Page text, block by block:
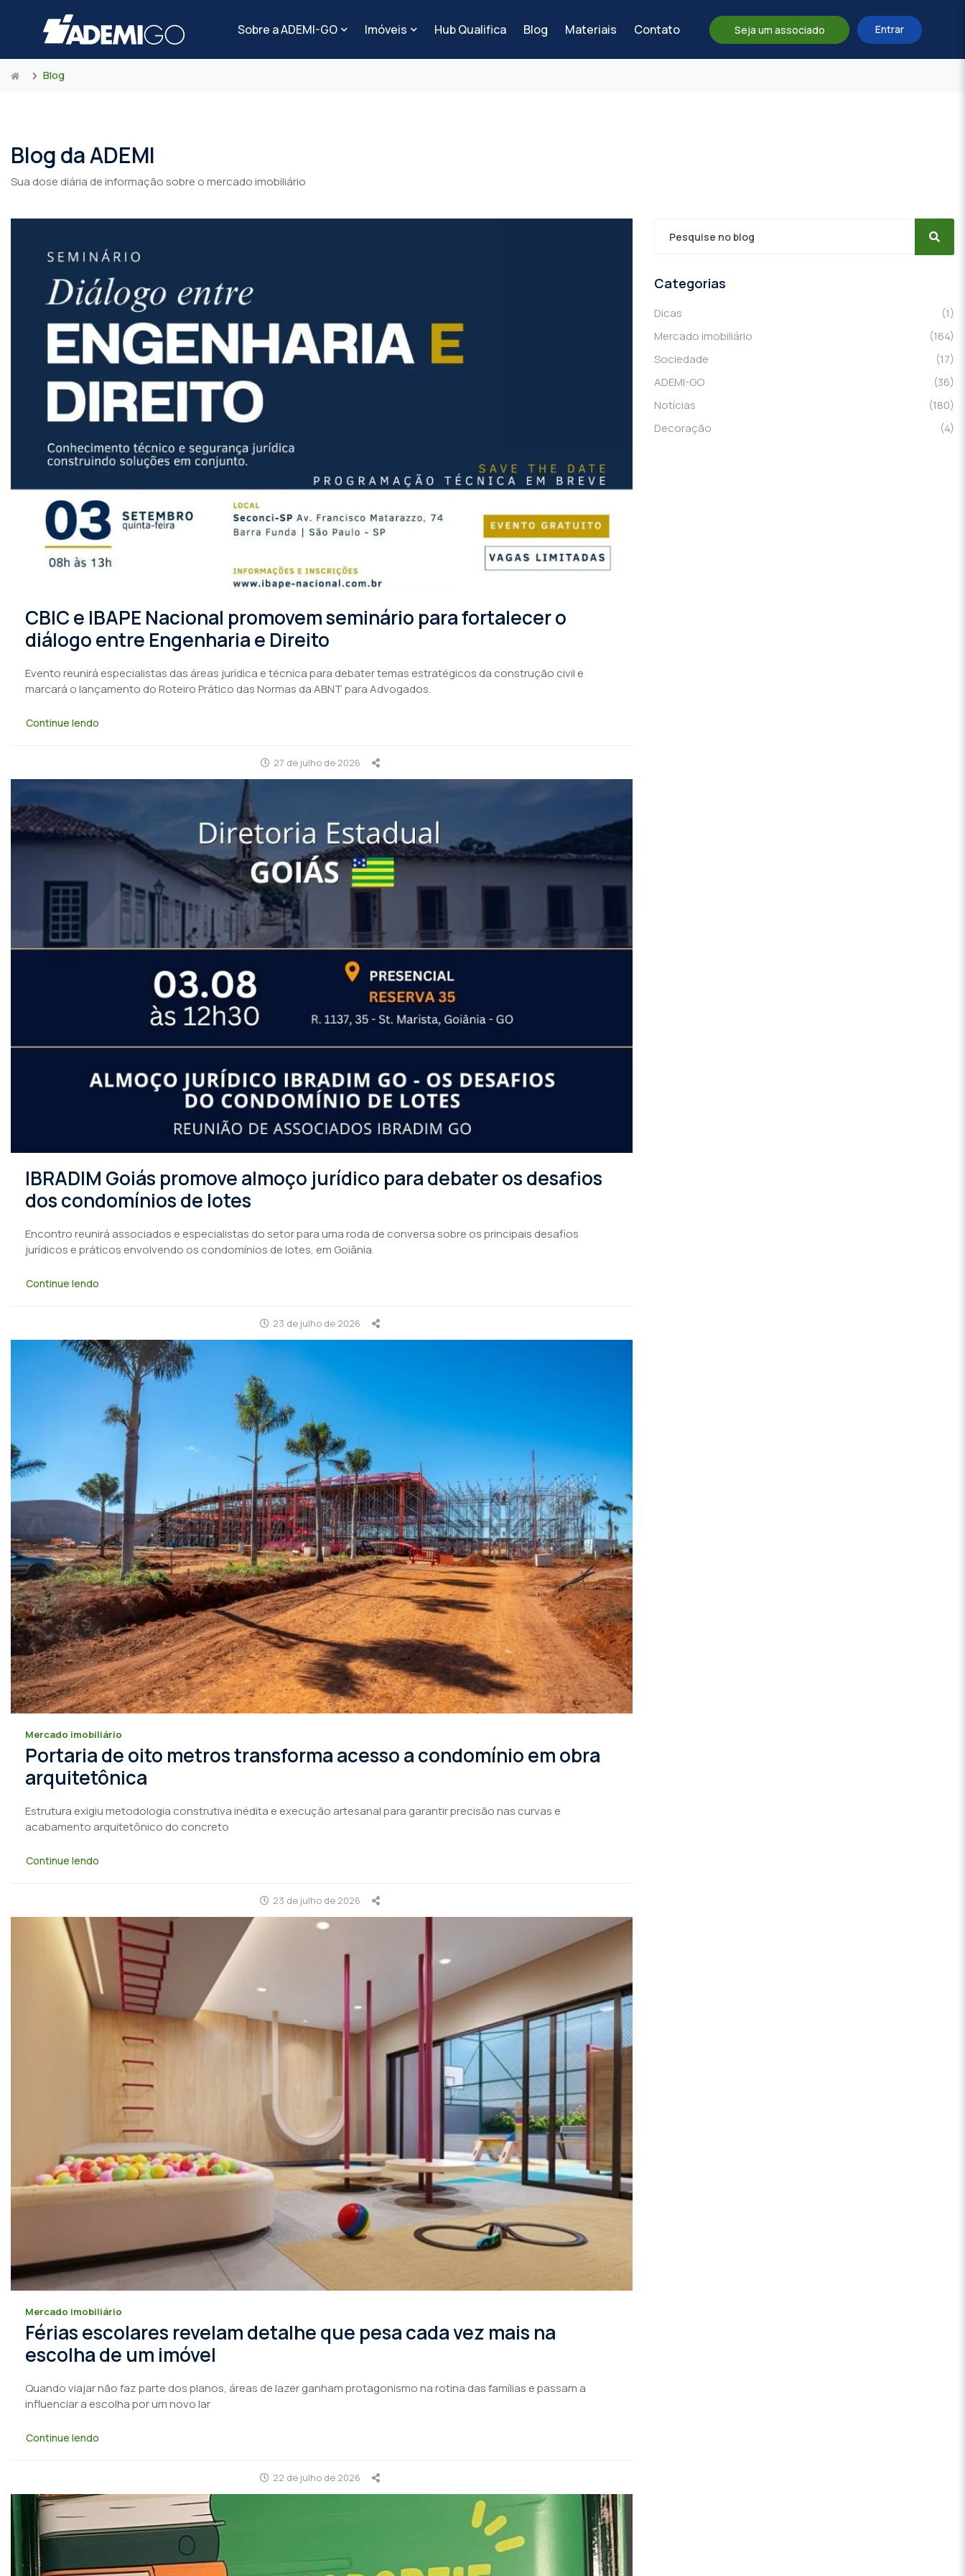
Sobre a ADEMI-GO Imóveis Hub Qualifica Blog Materiais Contato Seja um associado Entrar
Blog
Blog da ADEMI
Sua dose diária de informação sobre o mercado imobiliário
CBIC e IBAPE Nacional promovem seminário para fortalecer o
diálogo entre Engenharia e Direito
Evento reunirá especialistas das áreas jurídica e técnica para debater temas estratégicos da construção civil e
marcará o lançamento do Roteiro Prático das Normas da ABNT para Advogados.
Continue lendo
27 de julho de 2026
IBRADIM Goiás promove almoço jurídico para debater os desafios
dos condomínios de lotes
Encontro reunirá associados e especialistas do setor para uma roda de conversa sobre os principais desafios
jurídicos e práticos envolvendo os condomínios de lotes, em Goiânia.
Continue lendo
23 de julho de 2026
Mercado imobiliário
Portaria de oito metros transforma acesso a condomínio em obra
arquitetônica
Estrutura exigiu metodologia construtiva inédita e execução artesanal para garantir precisão nas curvas e
acabamento arquitetônico do concreto
Continue lendo
23 de julho de 2026
Mercado imobiliário
Férias escolares revelam detalhe que pesa cada vez mais na
escolha de um imóvel
Quando viajar não faz parte dos planos, áreas de lazer ganham protagonismo na rotina das famílias e passam a
influenciar a escolha por um novo lar
Continue lendo
22 de julho de 2026
Categorias
Dicas
(1)
Mercado imobiliário
(164)
Sociedade
(17)
ADEMI-GO
(36)
Notícias
(180)
Decoração
(4)